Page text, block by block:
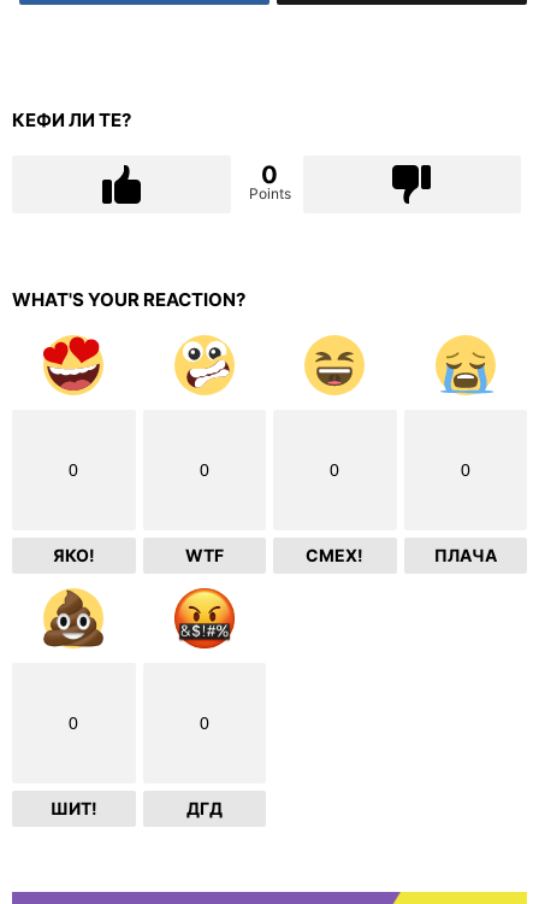
КЕФИ ЛИ ТЕ?
0
Points
WHAT'S YOUR REACTION?
0
ЯКО!
0
WTF
0
СМЕХ!
0
ПЛАЧА
0
ШИТ!
0
ДГД